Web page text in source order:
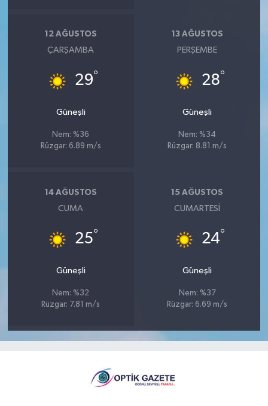
12 AĞUSTOS
ÇARŞAMBA
29°
Güneşli
Nem: %36
Rüzgar: 6.89 m/s
13 AĞUSTOS
PERŞEMBE
28°
Güneşli
Nem: %34
Rüzgar: 8.81 m/s
14 AĞUSTOS
CUMA
25°
Güneşli
Nem: %32
Rüzgar: 7.81 m/s
15 AĞUSTOS
CUMARTESI
24°
Güneşli
Nem: %37
Rüzgar: 6.69 m/s